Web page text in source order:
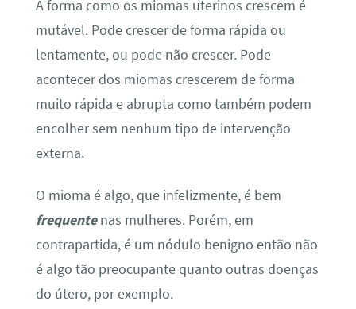
A forma como os miomas uterinos crescem é
mutável. Pode crescer de forma rápida ou
lentamente, ou pode não crescer. Pode
acontecer dos miomas crescerem de forma
muito rápida e abrupta como também podem
encolher sem nenhum tipo de intervenção
externa.
O mioma é algo, que infelizmente, é bem
frequentenas mulheres. Porém, em
contrapartida, é um nódulo benigno então não
é algo tão preocupante quanto outras doenças
do útero, por exemplo.